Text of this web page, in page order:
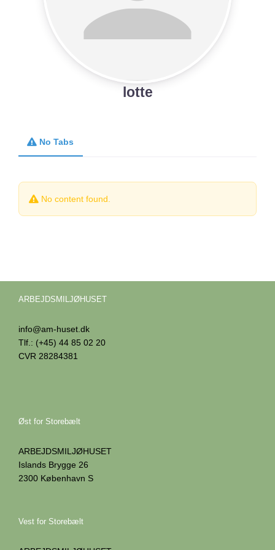
lotte
No Tabs
No content found.
ARBEJDSMILJØHUSET
info@am-huset.dk
Tlf.: (+45) 44 85 02 20
CVR 28284381
Øst for Storebælt
ARBEJDSMILJØHUSET
Islands Brygge 26
2300 København S
Vest for Storebælt